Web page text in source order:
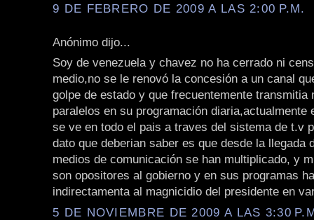
9 DE FEBRERO DE 2009 A LAS 2:00 P.M.
Anónimo dijo...
Soy de venezuela y chavez no ha cerrado ni
medio,no se le renovó la concesión a un canal
golpe de estado y que frecuentemente transmitia
paralelos en su programación diaria,actualmente
se ve en todo el pais a traves del sistema de t.v
dato que deberian saber es que desde la llegada
medios de comunicación se han multiplicado, y
son opositores al gobierno y en sus programas
indirectamenta al magnicidio del presidente en
5 DE NOVIEMBRE DE 2009 A LAS 3:30